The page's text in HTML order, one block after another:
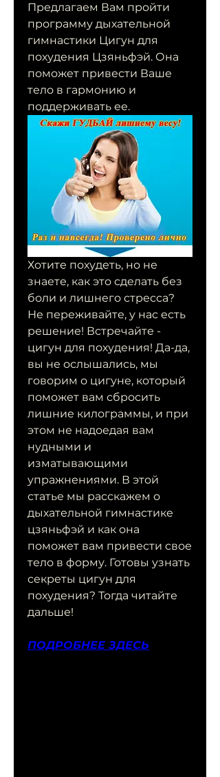
Предлагаем Вам пройти
программу дыхательной
гимнастики Цигун для
похудения Цзяньфэй. Она
поможет привести Ваше
тело в гармонию и
поддерживать ее.
Хотите похудеть, но не
знаете, как это сделать без
боли и лишнего стресса?
Не переживайте, у нас есть
решение! Встречайте -
цигун для похудения! Да-да,
вы не ослышались, мы
говорим о цигуне, который
поможет вам сбросить
лишние килограммы, и при
этом не надоедая вам
нудными и
изматывающими
упражнениями. В этой
статье мы расскажем о
дыхательной гимнастике
цзяньфэй и как она
поможет вам привести свое
тело в форму. Готовы узнать
секреты цигун для
похудения? Тогда читайте
дальше!
ПОДРОБНЕЕ ЗДЕСЬ